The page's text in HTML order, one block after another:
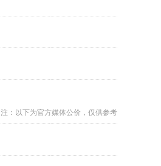
注：以下为官方媒体公价，仅供参考